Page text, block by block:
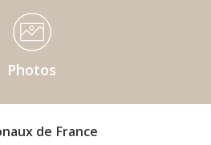
Photos
de France